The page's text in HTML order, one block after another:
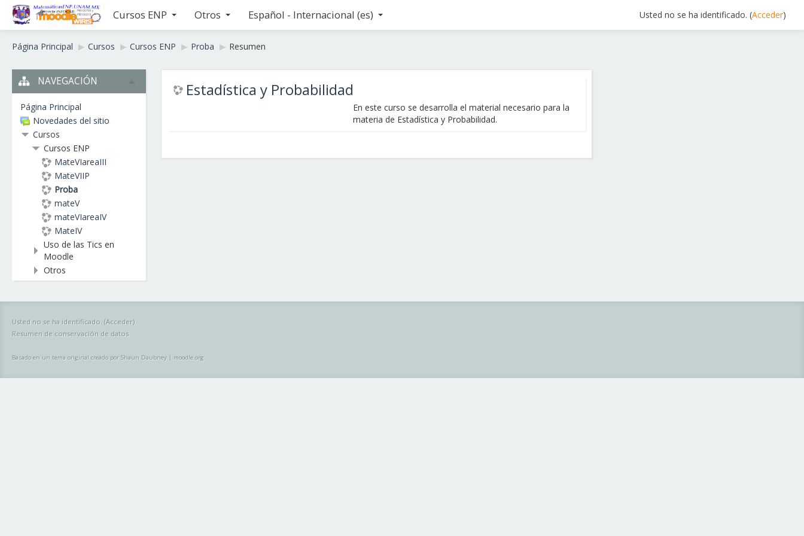
MateENP Usted no se ha identificado. (Acceder)
Cursos ENP Otros Español - Internacional ‎(es)‎
Página Principal ▶︎ Cursos ▶︎ Cursos ENP ▶︎ Proba ▶︎ Resumen
Estadística y Probabilidad
En este curso se desarrolla el material necesario para la
materia de Estadística y Probabilidad.
NAVEGACIÓN
Página Principal
Novedades del sitio
Cursos
Cursos ENP
MateVIareaIII
MateVIIP
Proba
mateV
mateVIareaIV
MateIV
Uso de las Tics en
Moodle
Otros
Usted no se ha identificado. (Acceder)
Resumen de conservación de datos
Basado en un tema original creado por Shaun Daubney| moodle.org